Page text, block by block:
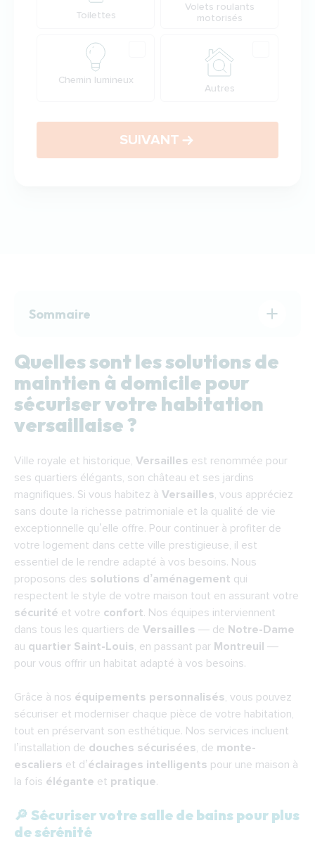
Toilettes
Chemin lumineux
Volets roulants
motorisés
Autres
SUIVANT
Sommaire
domicile pour sécuriser votre habitation
versaillaise ?
🔎 Sécuriser votre salle de bains pour plus
de sérénité
mouvement grâce à un monte-escalier
🔎 Simplifiez votre quotidien grâce à la
domotique
Les équipements adaptés au maintien à
domicile à Versailles
F.A.Q.
Quelles sont les solutions de
maintien à domicile pour
sécuriser votre habitation
versaillaise ?
Ville royale et historique, Versailles est renommée pour
ses quartiers élégants, son château et ses jardins
magnifiques. Si vous habitez à Versailles, vous appréciez
sans doute la richesse patrimoniale et la qualité de vie
exceptionnelle qu’elle offre. Pour continuer à profiter de
votre logement dans cette ville prestigieuse, il est
essentiel de le rendre adapté à vos besoins. Nous
proposons des solutions d’aménagement qui
respectent le style de votre maison tout en assurant votre
sécurité et votre confort. Nos équipes interviennent
dans tous les quartiers de Versailles — de Notre-Dame
au quartier Saint-Louis, en passant par Montreuil —
pour vous offrir un habitat adapté à vos besoins.
Grâce à nos équipements personnalisés, vous pouvez
sécuriser et moderniser chaque pièce de votre habitation,
tout en préservant son esthétique. Nos services incluent
l’installation de douches sécurisées, de monte-
escaliers et d’éclairages intelligents pour une maison à
la fois élégante et pratique.
🔎 Sécuriser votre salle de bains pour plus
de sérénité